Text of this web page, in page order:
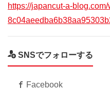
https://japancut-a-blog.com/
SNSでフォローする
Facebook